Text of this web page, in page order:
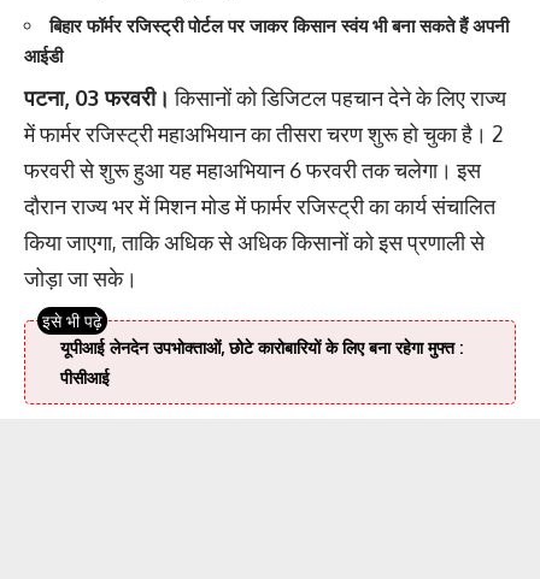
बिहार फॉर्मर रजिस्ट्री पोर्टल पर जाकर किसान स्वंय भी बना सकते हैं अपनी
आईडी
पटना, 03 फरवरी। किसानों को डिजिटल पहचान देने के लिए राज्य
में फार्मर रजिस्ट्री महाअभियान का तीसरा चरण शुरू हो चुका है। 2
फरवरी से शुरू हुआ यह महाअभियान 6 फरवरी तक चलेगा। इस
दौरान राज्य भर में मिशन मोड में फार्मर रजिस्ट्री का कार्य संचालित
किया जाएगा, ताकि अधिक से अधिक किसानों को इस प्रणाली से
जोड़ा जा सके।
यूपीआई लेनदेन उपभोक्ताओं, छोटे कारोबारियों के लिए बना रहेगा मुफ्त :
पीसीआई